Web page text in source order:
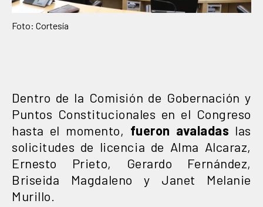
Foto: Cortesía
Dentro de la Comisión de Gobernación y
Puntos Constitucionales en el Congreso
hasta el momento, fueron avaladas las
solicitudes de licencia de Alma Alcaraz,
Ernesto Prieto, Gerardo Fernández,
Briseida Magdaleno y Janet Melanie
Murillo.